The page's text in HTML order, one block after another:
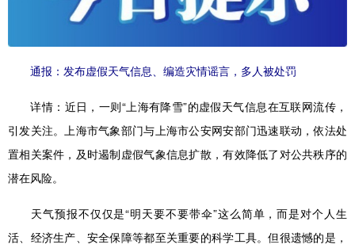
通报：发布虚假天气信息、编造灾情谣言，多人被处罚
详情： 近日，一则“上海有降雪”的虚假天气信息在互联网流传，
引发关注。上海市气象部门与上海市公安网安部门迅速联动，依法处
置相关案件，及时遏制虚假气象信息扩散，有效降低了对公共秩序的
潜在风险。
天气预报不仅仅是“明天要不要带伞”这么简单，而是对个人生
活、经济生产、安全保障等都至关重要的科学工具。但很遗憾的是，